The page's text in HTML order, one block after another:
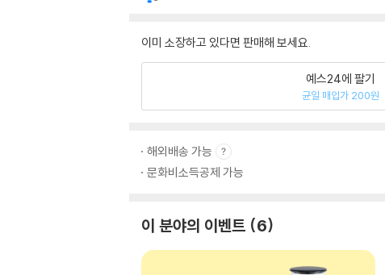
이미 소장하고 있다면 판매해 보세요.
예스24에 팔기
균일 매입가 200원
해외배송 가능
문화비소득공제 가능
이 분야의 이벤트 6